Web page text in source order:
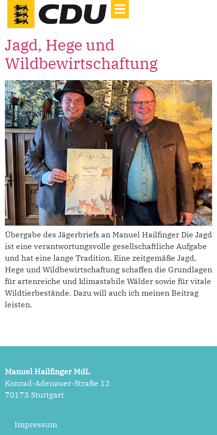
Jagd, Hege und
Wildbewirtschaftung
Übergabe des Jägerbriefs an Manuel Hailfinger Die Jagd
ist eine verantwortungsvolle gesellschaftliche Aufgabe
und hat eine lange Tradition. Eine zeitgemäße Jagd,
Hege und Wildbewirtschaftung schaffen die Grundlagen
für artenreiche und klimastabile Wälder sowie für vitale
Wildtierbestände. Dazu will auch ich meinen Beitrag
leisten.
Manuel Hailfinger MdL
Konrad-Adenauer-Straße 12
70173 Stuttgart
Impressum